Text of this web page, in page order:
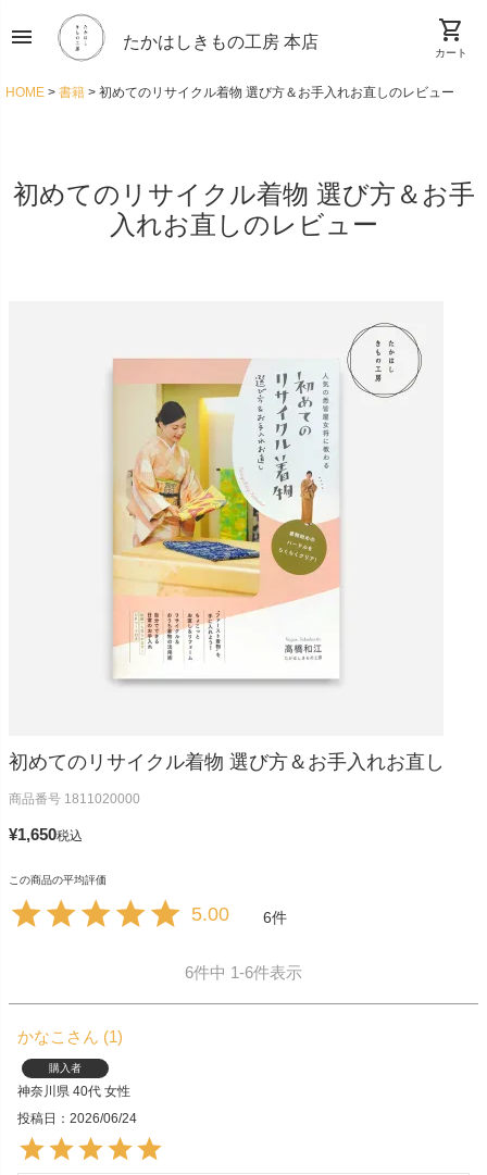
menu たかはしきもの工房 本店 shopping_cart
カート
HOME 書籍 初めてのリサイクル着物 選び方＆お手入れお直しのレビュー
初めてのリサイクル着物 選び方＆お手
入れお直しのレビュー
初めてのリサイクル着物 選び方＆お手入れお直し
商品番号 1811020000
¥1,650税込
5.00 6
6件中 1-6件表示
かなこ 1
購入者
神奈川県 40代 女性
投稿日
2026/06/24